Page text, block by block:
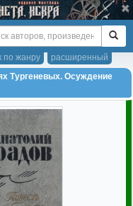
расширенный
по жанру
Тургеневых. Осуждение